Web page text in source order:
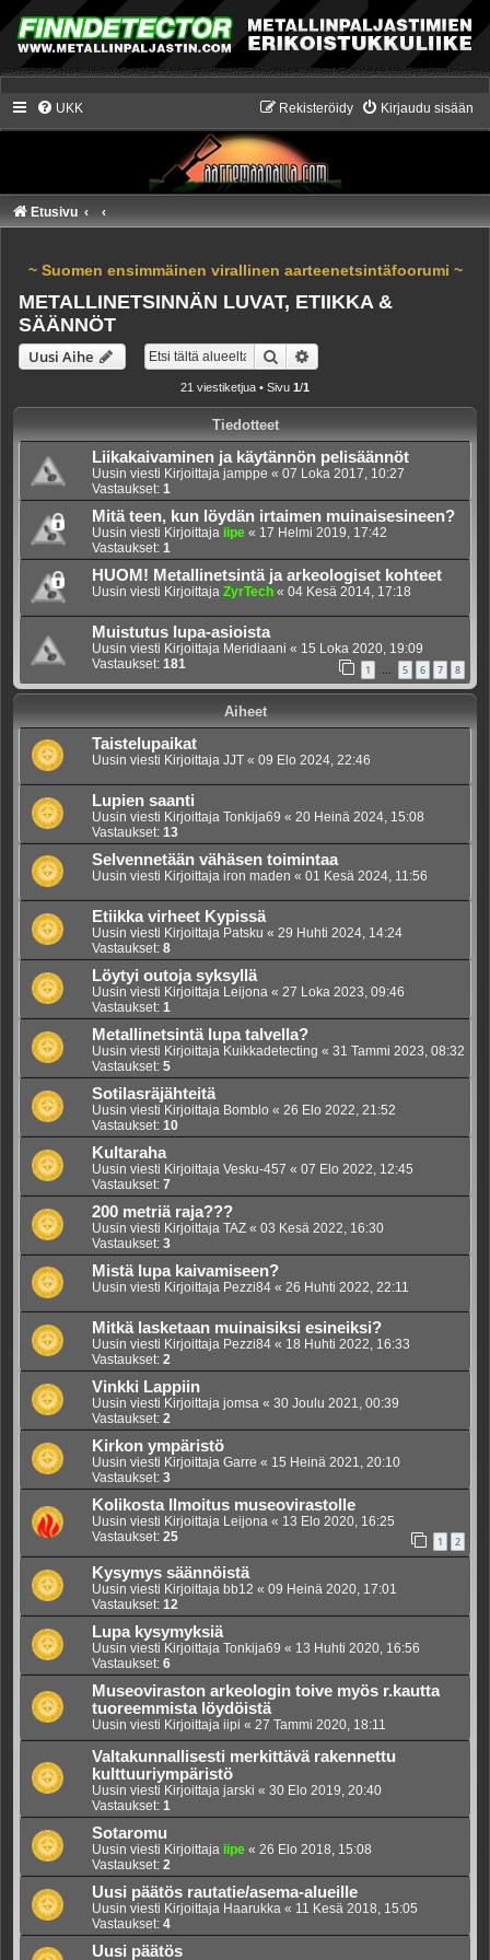
UKK Kirjaudu sisään
Rekisteröidy
Etusivu
~ Suomen ensimmäinen virallinen aarteenetsintäfoorumi ~
METALLINETSINNÄN LUVAT, ETIIKKA &
SÄÄNNÖT
Uusi Aihe Etsi
21 viestiketjua • Sivu 1/1
Tiedotteet
Liikakaivaminen ja käytännön pelisäännöt
Uusin viesti Kirjoittaja jamppe « 07 Loka 2017, 10:27
Vastaukset: 1
Mitä teen, kun löydän irtaimen muinaisesineen?
Uusin viesti Kirjoittaja iipe « 17 Helmi 2019, 17:42
Vastaukset: 1
HUOM! Metallinetsintä ja arkeologiset kohteet
Uusin viesti Kirjoittaja ZyrTech « 04 Kesä 2014, 17:18
Muistutus lupa-asioista
Uusin viesti Kirjoittaja Meridiaani « 15 Loka 2020, 19:09
Vastaukset: 181 1 5 6 7 8
Aiheet
Taistelupaikat
Uusin viesti Kirjoittaja JJT « 09 Elo 2024, 22:46
Lupien saanti
Uusin viesti Kirjoittaja Tonkija69 « 20 Heinä 2024, 15:08
Vastaukset: 13
Selvennetään vähäsen toimintaa
Uusin viesti Kirjoittaja iron maden « 01 Kesä 2024, 11:56
Etiikka virheet Kypissä
Uusin viesti Kirjoittaja Patsku « 29 Huhti 2024, 14:24
Vastaukset: 8
Löytyi outoja syksyllä
Uusin viesti Kirjoittaja Leijona « 27 Loka 2023, 09:46
Vastaukset: 1
Metallinetsintä lupa talvella?
Uusin viesti Kirjoittaja Kuikkadetecting « 31 Tammi 2023, 08:32
Vastaukset: 5
Sotilasräjähteitä
Uusin viesti Kirjoittaja Bomblo « 26 Elo 2022, 21:52
Vastaukset: 10
Kultaraha
Uusin viesti Kirjoittaja Vesku-457 « 07 Elo 2022, 12:45
Vastaukset: 7
200 metriä raja???
Uusin viesti Kirjoittaja TAZ « 03 Kesä 2022, 16:30
Vastaukset: 3
Mistä lupa kaivamiseen?
Uusin viesti Kirjoittaja Pezzi84 « 26 Huhti 2022, 22:11
Mitkä lasketaan muinaisiksi esineiksi?
Uusin viesti Kirjoittaja Pezzi84 « 18 Huhti 2022, 16:33
Vastaukset: 2
Vinkki Lappiin
Uusin viesti Kirjoittaja jomsa « 30 Joulu 2021, 00:39
Vastaukset: 2
Kirkon ympäristö
Uusin viesti Kirjoittaja Garre « 15 Heinä 2021, 20:10
Vastaukset: 3
Kolikosta Ilmoitus museovirastolle
Uusin viesti Kirjoittaja Leijona « 13 Elo 2020, 16:25
Vastaukset: 25 1 2
Kysymys säännöistä
Uusin viesti Kirjoittaja bb12 « 09 Heinä 2020, 17:01
Vastaukset: 12
Lupa kysymyksiä
Uusin viesti Kirjoittaja Tonkija69 « 13 Huhti 2020, 16:56
Vastaukset: 6
Museoviraston arkeologin toive myös r.kautta
tuoreemmista löydöistä
Uusin viesti Kirjoittaja iipi « 27 Tammi 2020, 18:11
Valtakunnallisesti merkittävä rakennettu
kulttuuriympäristö
Uusin viesti Kirjoittaja jarski « 30 Elo 2019, 20:40
Vastaukset: 1
Sotaromu
Uusin viesti Kirjoittaja iipe « 26 Elo 2018, 15:08
Vastaukset: 2
Uusi päätös rautatie/asema-alueille
Uusin viesti Kirjoittaja Haarukka « 11 Kesä 2018, 15:05
Vastaukset: 4
Uusi päätös